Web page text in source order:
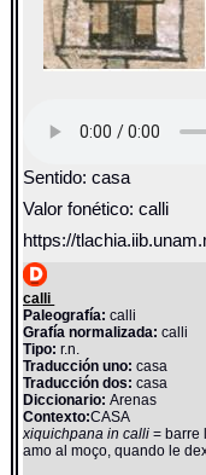
Sentido: casa
Valor fonético: calli
https://
calli
Paleografía: calli
Grafía normalizada: calli
Tipo: r.n.
Traducción uno: casa
Traducción dos: casa
Diccionario:Arenas
Contexto:CASA
xiquichpana in calli= barre
amo al moço, quando le